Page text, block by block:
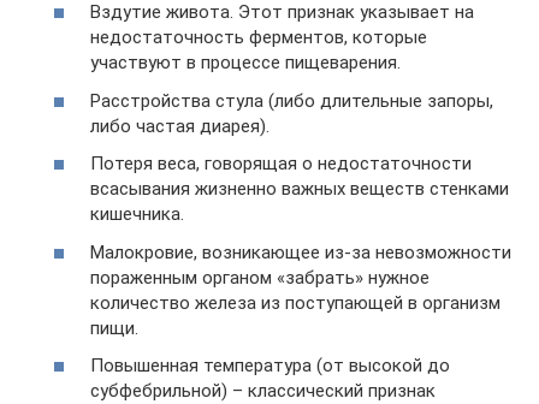
Вздутие живота. Этот признак указывает на
недостаточность ферментов, которые
участвуют в процессе пищеварения.
Расстройства стула (либо длительные запоры,
либо частая диарея).
Потеря веса, говорящая о недостаточности
всасывания жизненно важных веществ стенками
кишечника.
Малокровие, возникающее из-за невозможности
пораженным органом «забрать» нужное
количество железа из поступающей в организм
пищи.
Повышенная температура (от высокой до
субфебрильной) – классический признак